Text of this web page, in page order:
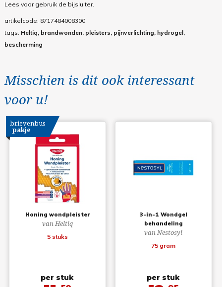
Lees voor gebruik de bijsluiter.
artikelcode: 8717484008300
tags: Heltiq, brandwonden, pleisters, pijnverlichting, hydrogel,
bescherming
Misschien is dit ook interessant
voor u!
Honing wondpleister
van Heltiq
5 stuks
brievenbus
pakje
per stuk
3-in-1 Wondgel
behandeling
van Nestosyl
75 gram
per stuk